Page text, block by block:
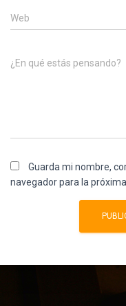
Web
¿En qué estás pensando?
Guarda mi nombre,
navegador para la